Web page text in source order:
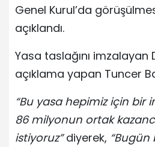
Genel Kurul’da
açıklandı.
Yasa taslağını imzalayan
açıklama yapan Tuncer
“Bu yasa hepimiz için bir
86 milyonun ortak
istiyoruz”diyerek, “Bugün